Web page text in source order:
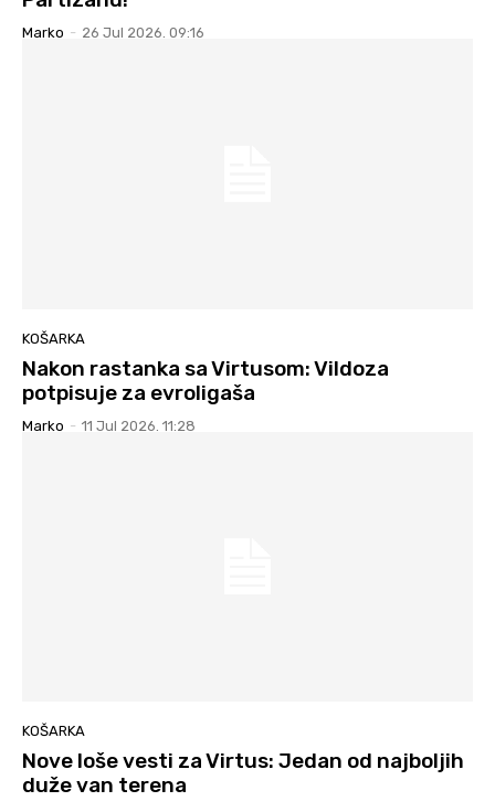
Marko - 26 Jul 2026. 09:16
KOŠARKA
Nakon rastanka sa Virtusom: Vildoza
potpisuje za evroligaša
Marko - 11 Jul 2026. 11:28
KOŠARKA
Nove loše vesti za Virtus: Jedan od najboljih
duže van terena